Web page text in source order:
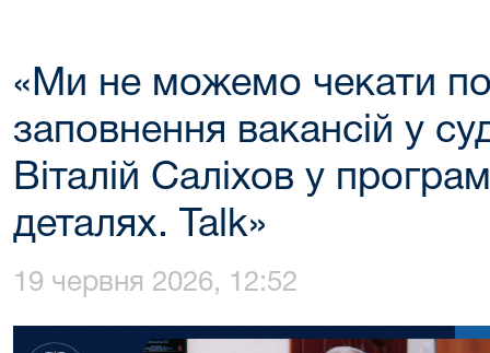
«Ми не можемо чекати
заповнення вакансій у
Віталій Саліхов у
деталях. Talk»
19 червня 2026, 12:52